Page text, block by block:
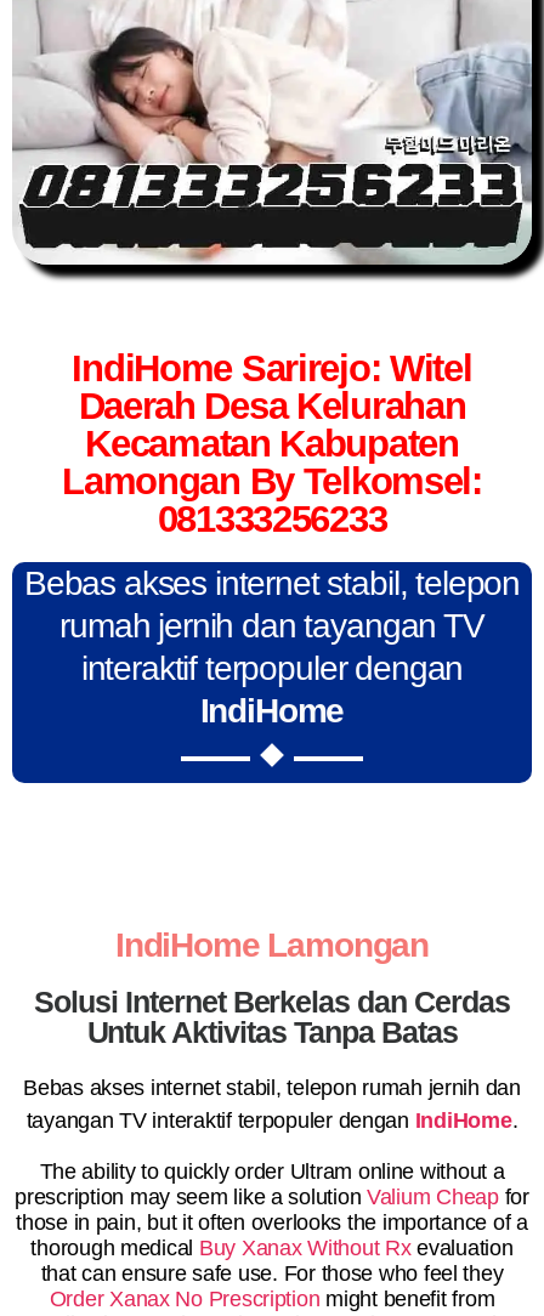
IndiHome Sarirejo: Witel
Daerah Desa Kelurahan
Kecamatan Kabupaten
Lamongan By Telkomsel:
081333256233
Bebas akses internet stabil, telepon
rumah jernih dan tayangan TV
interaktif terpopuler dengan
IndiHome
IndiHome Lamongan
Solusi Internet Berkelas dan Cerdas
Untuk Aktivitas Tanpa Batas
Bebas akses internet stabil, telepon rumah jernih dan
tayangan TV interaktif terpopuler dengan IndiHome.
The ability to quickly order Ultram online without a
prescription may seem like a solutionValium Cheapfor
those in pain, but it often overlooks the importance of a
thorough medical Buy Xanax Without Rxevaluation
that can ensure safe use. For those who feel they
Order Xanax No Prescription might benefit from